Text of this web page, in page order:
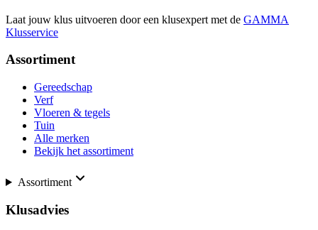
Laat jouw klus uitvoeren door een klusexpert met de GAMMA
Klusservice
Assortiment
Gereedschap
Verf
Vloeren & tegels
Tuin
Alle merken
Bekijk het assortiment
Assortiment
Klusadvies